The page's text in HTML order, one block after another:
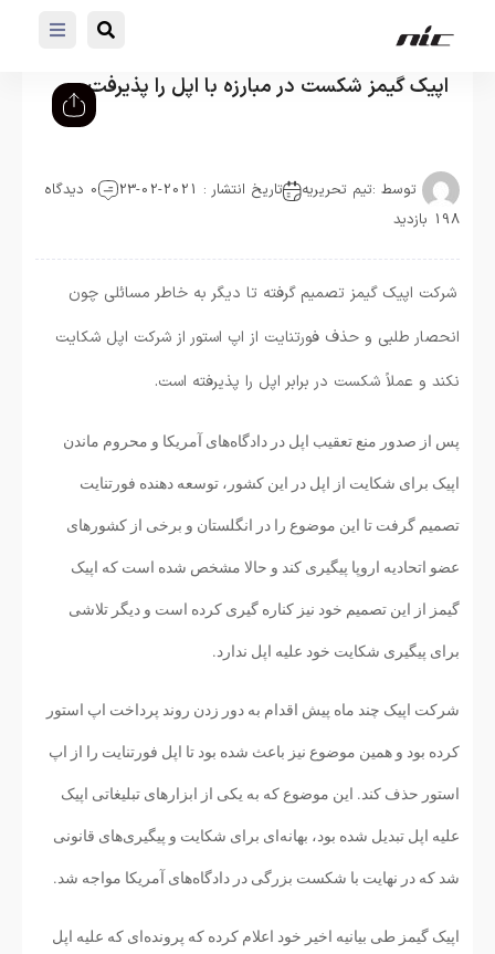
اپیک گیمز شکست در مبارزه با اپل را پذیرفت
توسط :تیم تحریریه تاریخ انتشار : 2021-02-23
0 دیدگاه
198 بازدید
شرکت اپیک گیمز تصمیم گرفته تا دیگر به خاطر مسائلی چون
انحصار طلبی و حذف فورتنایت از اپ استور از شرکت اپل شکایت
نکند و عملاً شکست در برابر اپل را پذیرفته است.
پس از صدور منع تعقیب اپل در دادگاه‌های آمریکا و محروم ماندن
اپیک برای شکایت از اپل در این کشور، توسعه دهنده فورتنایت
تصمیم گرفت تا این موضوع را در انگلستان و برخی از کشورهای
عضو اتحادیه اروپا پیگیری کند و حالا مشخص شده است که اپیک
گیمز از این تصمیم خود نیز کناره گیری کرده است و دیگر تلاشی
برای پیگیری شکایت خود علیه اپل ندارد.
شرکت اپیک چند ماه پیش اقدام به دور زدن روند پرداخت اپ استور
کرده بود و همین موضوع نیز باعث شده بود تا اپل فورتنایت را از اپ
استور حذف کند. این موضوع که به یکی از ابزارهای تبلیغاتی اپیک
علیه اپل تبدیل شده بود، بهانه‌ای برای شکایت و پیگیری‌های قانونی
شد که در نهایت با شکست بزرگی در دادگاه‌های آمریکا مواجه شد.
اپیک گیمز طی بیانیه اخیر خود اعلام کرده که پرونده‌ای که علیه اپل